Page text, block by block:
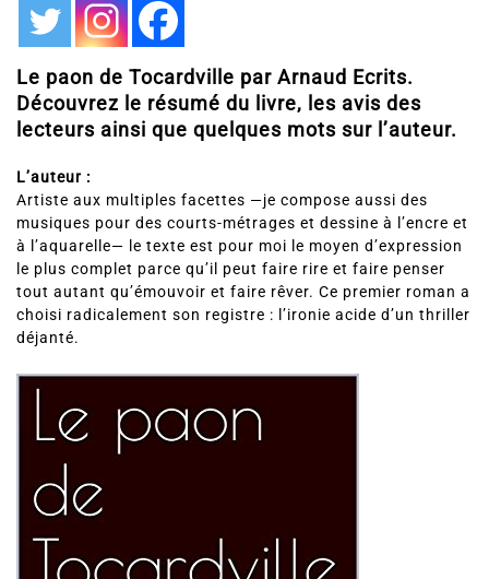
Le paon de Tocardville par Arnaud Ecrits.
Découvrez le résumé du livre, les avis des
lecteurs ainsi que quelques mots sur l’auteur.
L’auteur :
Artiste aux multiples facettes —je compose aussi des
musiques pour des courts-métrages et dessine à l’encre et
à l’aquarelle— le texte est pour moi le moyen d’expression
le plus complet parce qu’il peut faire rire et faire penser
tout autant qu’émouvoir et faire rêver. Ce premier roman a
choisi radicalement son registre : l’ironie acide d’un thriller
déjanté.